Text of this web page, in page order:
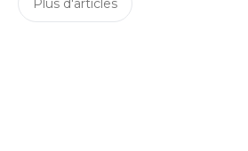
Plus d'articles